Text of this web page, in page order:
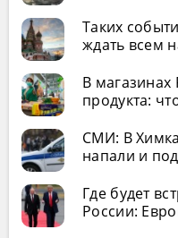
Таких
ждать всем
В магазинах
продукта:
СМИ: В
напали и
Где будет
России: